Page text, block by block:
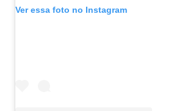
Ver essa foto no Instagram